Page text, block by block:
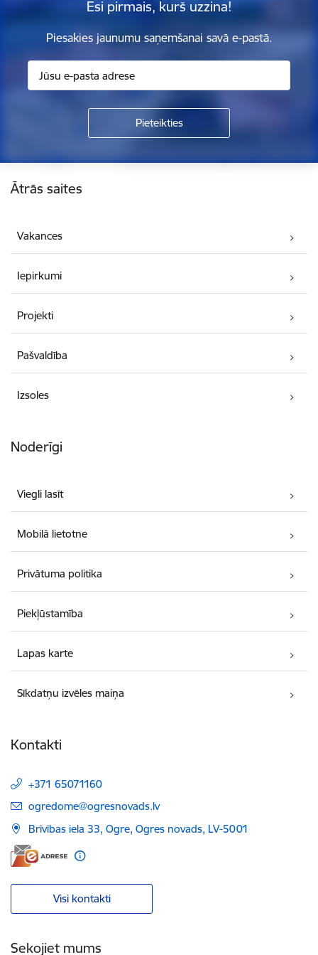
Esi pirmais, kurš uzzina!
Piesakies jaunumu saņemšanai savā e-pastā.
Ātrās saites
Vakances
Iepirkumi
Projekti
Pašvaldība
Izsoles
Noderīgi
Viegli lasīt
Mobilā lietotne
Privātuma politika
Piekļūstamība
Lapas karte
Sīkdatņu izvēles maiņa
Kontakti
+371 65071160
E-pasts:
ogredome@ogresnovads.lv
Brīvības iela 33, Ogre, Ogres novads, LV-5001
Visi kontakti
Sekojiet mums